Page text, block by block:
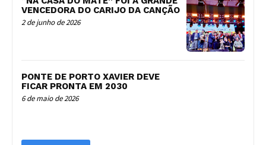
VENCEDORA DO CARIJO DA CANÇÃO
2 de junho de 2026
PONTE DE PORTO XAVIER DEVE
FICAR PRONTA EM 2030
6 de maio de 2026